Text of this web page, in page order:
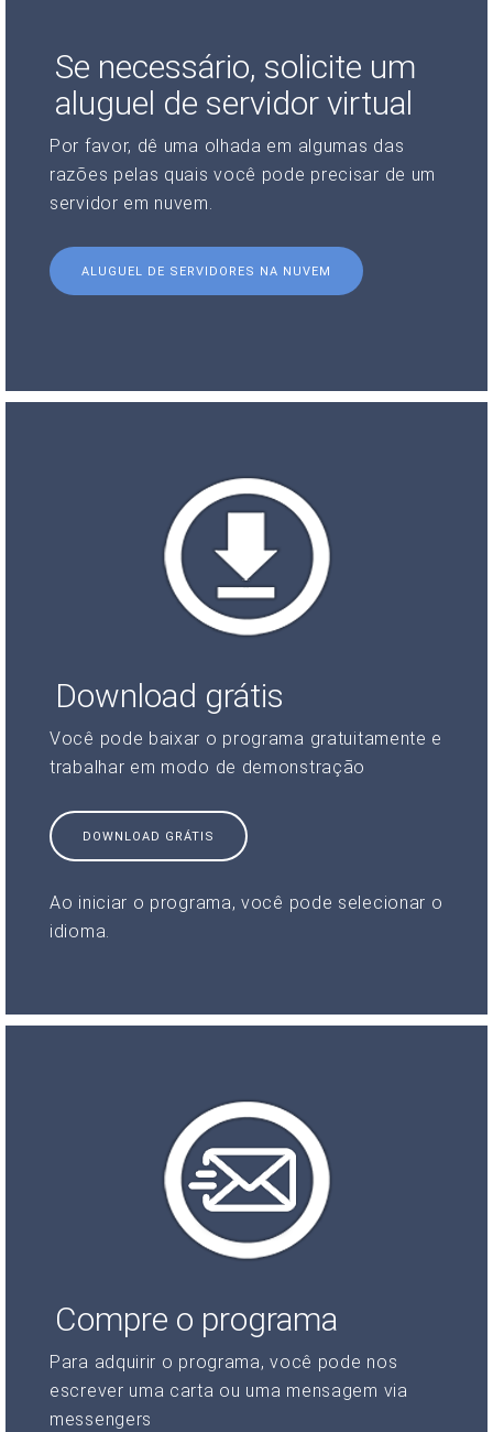
Se necessário, solicite um
aluguel de servidor virtual
Por favor, dê uma olhada em algumas das
razões pelas quais você pode precisar de um
servidor em nuvem.
ALUGUEL DE SERVIDORES NA NUVEM
Download grátis
Você pode baixar o programa gratuitamente e
trabalhar em modo de demonstração
DOWNLOAD GRÁTIS
Ao iniciar o programa, você pode selecionar o
idioma.
Compre o programa
Para adquirir o programa, você pode nos
escrever uma carta ou uma mensagem via
messengers